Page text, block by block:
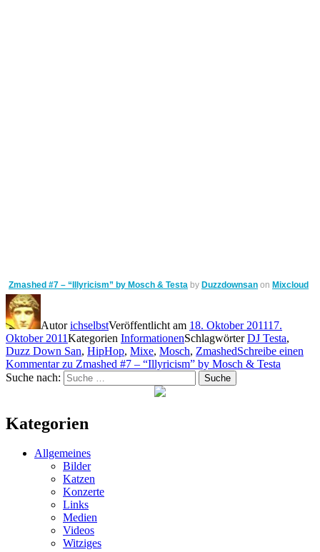
Zmashed #7 – “Illyricism” by Mosch & Testa by Duzzdownsan on Mixcloud
AutorichselbstVeröffentlicht am 18. Oktober 201117.
Oktober 2011Kategorien InformationenSchlagwörterDJ Testa,
Duzz Down San, HipHop, Mixe, Mosch, ZmashedSchreibe einen
Kommentarzu Zmashed #7 – “Illyricism” by Mosch & Testa
Suche nach:
Suche
Kategorien
Allgemeines
Bilder
Katzen
Konzerte
Links
Medien
Videos
Witziges